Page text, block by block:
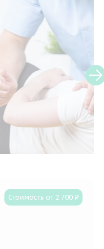
Стоимость от 2 700 ₽